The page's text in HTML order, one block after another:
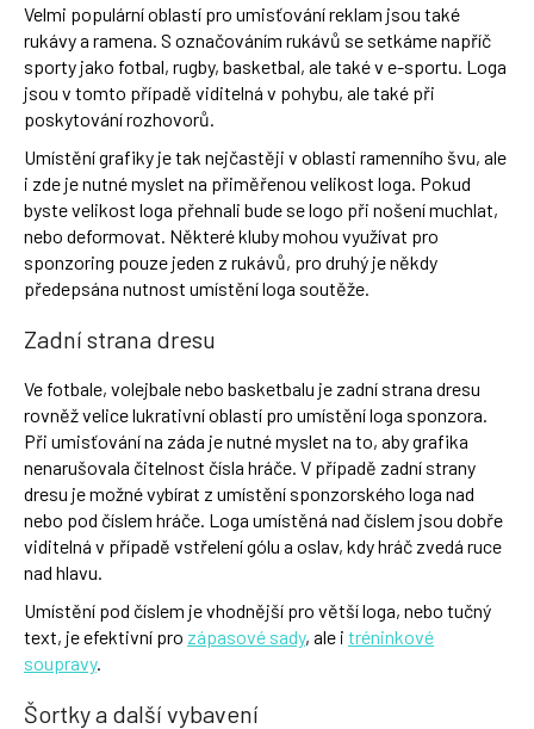
Velmi populární oblastí pro umisťování reklam jsou také
rukávy a ramena. S označováním rukávů se setkáme napříč
sporty jako fotbal, rugby, basketbal, ale také v e-sportu. Loga
jsou v tomto případě viditelná v pohybu, ale také při
poskytování rozhovorů.
Umístění grafiky je tak nejčastěji v oblasti ramenního švu, ale
i zde je nutné myslet na přiměřenou velikost loga. Pokud
byste velikost loga přehnali bude se logo při nošení muchlat,
nebo deformovat. Některé kluby mohou využívat pro
sponzoring pouze jeden z rukávů, pro druhý je někdy
předepsána nutnost umístění loga soutěže.
Zadní strana dresu
Ve fotbale, volejbale nebo basketbalu je zadní strana dresu
rovněž velice lukrativní oblastí pro umístění loga sponzora.
Při umisťování na záda je nutné myslet na to, aby grafika
nenarušovala čitelnost čísla hráče. V případě zadní strany
dresu je možné vybírat z umístění sponzorského loga nad
nebo pod číslem hráče. Loga umístěná nad číslem jsou dobře
viditelná v případě vstřelení gólu a oslav, kdy hráč zvedá ruce
nad hlavu.
Umístění pod číslem je vhodnější pro větší loga, nebo tučný
text, je efektivní pro zápasové sady, ale i tréninkové
soupravy.
Šortky a další vybavení